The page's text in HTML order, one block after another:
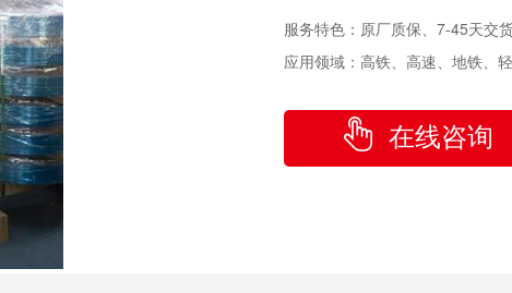
服务特色： 原厂质保、7-45天交
应用领域： 高铁、高速、地铁、
在线咨询